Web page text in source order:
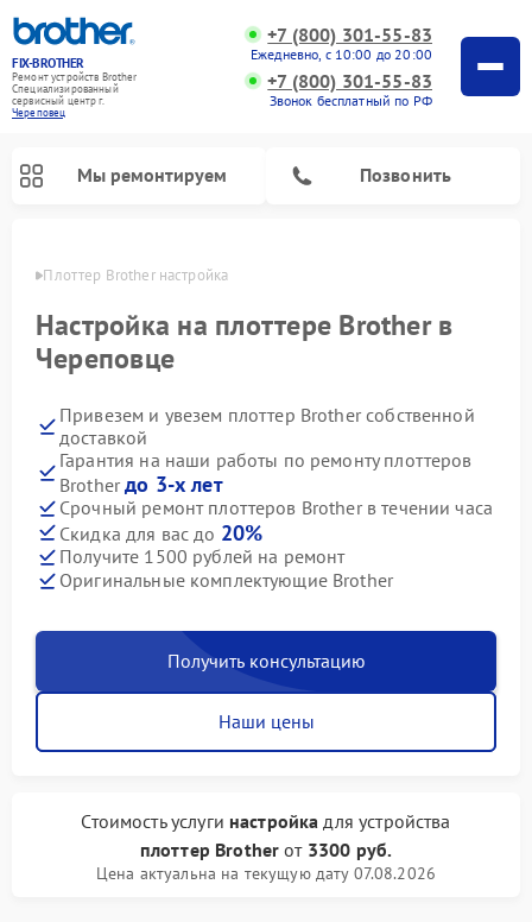
FIX-BROTHER
Ремонт устройств Brother
Специализированный
cервисный центр г.
Череповец
+7 (800) 301-55-83
Ежедневно, с 10:00 до 20:00
+7 (800) 301-55-83
Звонок бесплатный по РФ
Мы ремонтируем Позвонить
Плоттер Brother настройка
Настройка на плоттере Brother в
Череповце
Привезем и увезем плоттер Brother собственной
доставкой
Гарантия на наши работы по ремонту плоттеров
Brotherдо 3-х лет
Срочный ремонт плоттеров Brother в течении часа
Скидка для вас до 20%
Получите 1500 рублей на ремонт
Оригинальные комплектующие Brother
Получить консультацию
Наши цены
Стоимость услуги настройка для устройства
плоттер Brother от 3300 руб.
Цена актуальна на текущую дату 07.08.2026